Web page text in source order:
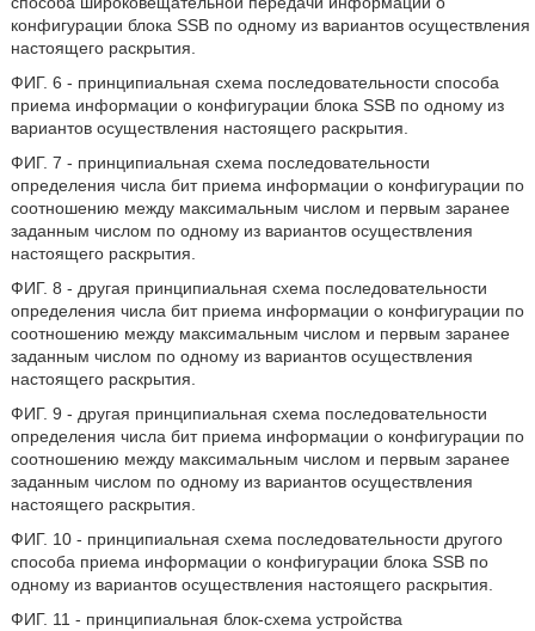
конфигурации блока SSB по одному из вариантов осуществления
настоящего раскрытия.
ФИГ. 6 - принципиальная схема последовательности способа
приема информации о конфигурации блока SSB по одному из
вариантов осуществления настоящего раскрытия.
ФИГ. 7 - принципиальная схема последовательности
определения числа бит приема информации о конфигурации по
соотношению между максимальным числом и первым заранее
заданным числом по одному из вариантов осуществления
настоящего раскрытия.
ФИГ. 8 - другая принципиальная схема последовательности
определения числа бит приема информации о конфигурации по
соотношению между максимальным числом и первым заранее
заданным числом по одному из вариантов осуществления
настоящего раскрытия.
ФИГ. 9 - другая принципиальная схема последовательности
определения числа бит приема информации о конфигурации по
соотношению между максимальным числом и первым заранее
заданным числом по одному из вариантов осуществления
настоящего раскрытия.
ФИГ. 10 - принципиальная схема последовательности другого
способа приема информации о конфигурации блока SSB по
одному из вариантов осуществления настоящего раскрытия.
ФИГ. 11 - принципиальная блок-схема устройства